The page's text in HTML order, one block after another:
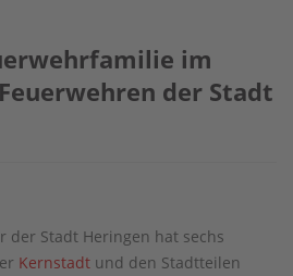
im
der Stadt
der Stadt Heringen hat sechs
Kernstadt und den Stadtteilen